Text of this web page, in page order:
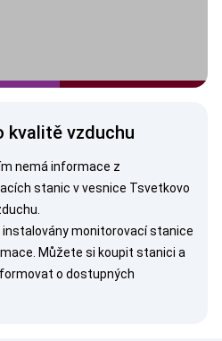
kvalitě vzduchu
nemá informace z
stanic v vesnice Tsvetkovo
instalovány monitorovací stanice
Můžete si koupit stanici a
o dostupných